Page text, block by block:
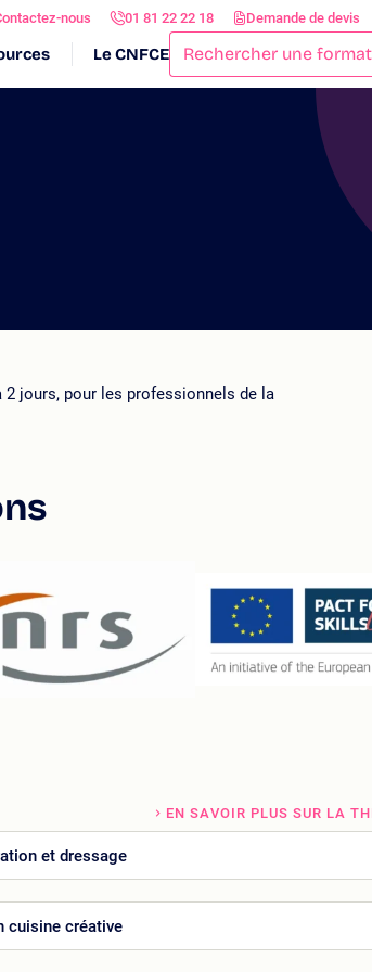
nous 01 81 22 22 18 Demande de devis
Le CNFCE
jours, pour les professionnels de la
EN SAVOIR PLUS SUR LA
et dressage
cuisine créative